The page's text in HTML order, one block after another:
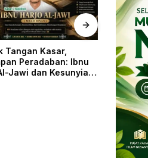
Di Balik Tangan Kasar,
Tersimpan Peradaban: Ibnu
Harjo Al-Jawi dan Kesunyian